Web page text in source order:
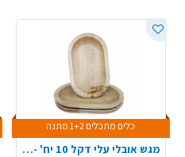
כלים מתכלים 1+2 מתנה
מגש אובלי עלי דקל 10 יח' - בינוני